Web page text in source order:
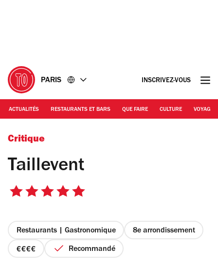
PARIS INSCRIVEZ-VOUS
ACTUALITÉS RESTAURANTS ET BARS QUE FAIRE CULTURE VOYAGE
Time Out | Taillevent
Critique
Taillevent
5
étoiles
Restaurants | Gastronomique 8e arrondissement
prix
Recommandé